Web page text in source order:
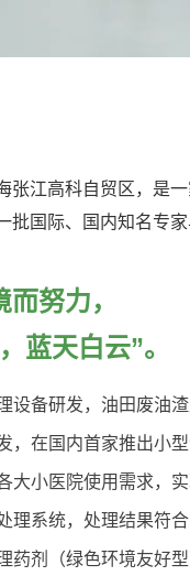
张江高科自贸区，是
国际、国内知名专家
努力，
蓝天白云”。
设备研发，油田废油
，在国内首家推出小
大小医院使用需求，
理系统，处理结果符
药剂（绿色环境友好